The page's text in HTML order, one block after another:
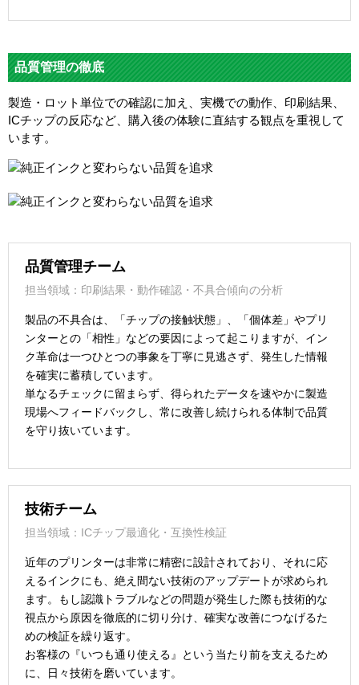
品質管理の徹底
製造・ロット単位での確認に加え、実機での動作、印刷結果、
ICチップの反応など、購入後の体験に直結する観点を重視して
います。
品質管理チーム
担当領域：印刷結果・動作確認・不具合傾向の分析
製品の不具合は、「チップの接触状態」、「個体差」やプリ
ンターとの「相性」などの要因によって起こりますが、イン
ク革命は一つひとつの事象を丁寧に見逃さず、発生した情報
を確実に蓄積しています。
単なるチェックに留まらず、得られたデータを速やかに製造
現場へフィードバックし、常に改善し続けられる体制で品質
を守り抜いています。
技術チーム
担当領域：ICチップ最適化・互換性検証
近年のプリンターは非常に精密に設計されており、それに応
えるインクにも、絶え間ない技術のアップデートが求められ
ます。もし認識トラブルなどの問題が発生した際も技術的な
視点から原因を徹底的に切り分け、確実な改善につなげるた
めの検証を繰り返す。
お客様の『いつも通り使える』という当たり前を支えるため
に、日々技術を磨いています。